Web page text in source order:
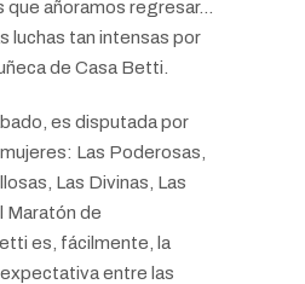
que añoramos regresar...
luchas tan intensas por
de Casa Betti.
es disputada por
Las Poderosas,
Las Divinas, Las
Maratón de
es, fácilmente, la
entre las